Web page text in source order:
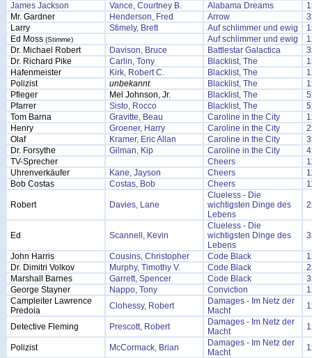
James Jackson
Vance, Courtney B. Alabama Dreams
Mr. Gardner
Henderson, Fred Arrow
Larry
Stimely, Brett Auf schlimmer und ewig
Ed Moss (Stimme) Auf schlimmer und ewig
Dr. Michael Robert
Davison, Bruce Battlestar Galactica
Dr. Richard Pike
Carlin, Tony Blacklist, The
Hafenmeister
Kirk, Robert C. Blacklist, The
Polizist
unbekannt Blacklist, The
Pfleger
Mel Johnson, Jr. Blacklist, The
Pfarrer
Sisto, Rocco Blacklist, The
Tom Barna
Gravitte, Beau Caroline in the City
Henry
Groener, Harry Caroline in the City
Olaf
Kramer, Eric Allan Caroline in the City
Dr. Forsythe
Gilman, Kip Caroline in the City
TV-Sprecher
Cheers
Uhrenverkäufer
Kane, Jayson Cheers
Bob Costas
Costas, Bob Cheers
Robert Davies, Lane
Clueless - Die
wichtigsten Dinge des
Lebens
Ed Scannell, Kevin
Clueless - Die
wichtigsten Dinge des
Lebens
John Harris Cousins, Christopher Code Black
Dr. Dimitri Volkov
Murphy, Timothy V. Code Black
Marshall Barnes
Garrett, Spencer Code Black
George Stayner
Nappo, Tony Conviction
Campleiter Lawrence
Predoia
Clohessy, Robert
Damages - Im Netz der
Macht
Detective Fleming Prescott, Robert
Damages - Im Netz der
Macht
Polizist McCormack, Brian
Damages - Im Netz der
Macht